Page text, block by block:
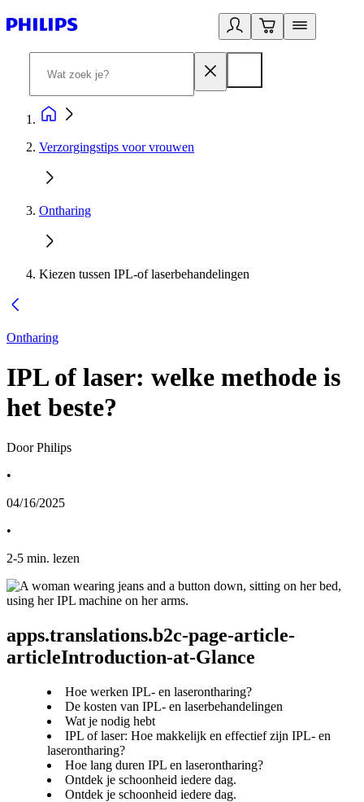
Verzorgingstips voor vrouwen
Ontharing
Kiezen tussen IPL-of laserbehandelingen
Ontharing
IPL of laser: welke methode is
het beste?
Door Philips
•
04/16/2025
•
2-5 min. lezen
apps.translations.b2c-page-article-
articleIntroduction-at-Glance
Hoe werken IPL- en laserontharing?
De kosten van IPL- en laserbehandelingen
Wat je nodig hebt
IPL of laser: Hoe makkelijk en effectief zijn IPL- en
laserontharing?
Hoe lang duren IPL en laserontharing?
Ontdek je schoonheid iedere dag.
Ontdek je schoonheid iedere dag.